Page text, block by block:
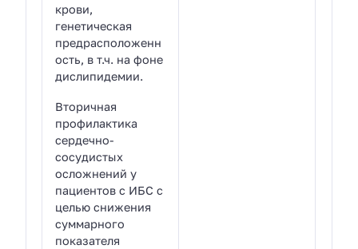
крови,
генетическая
предрасположенн
ость, в т.ч. на фоне
дислипидемии.
Вторичная
профилактика
сердечно-
сосудистых
осложнений у
пациентов с ИБС с
целью снижения
суммарного
показателя